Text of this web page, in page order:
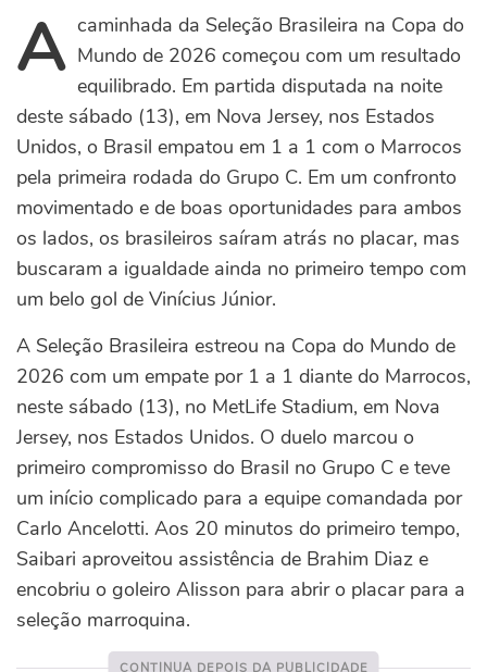
Acaminhada da Seleção Brasileira na Copa do
Mundo de 2026 começou com um resultado
equilibrado. Em partida disputada na noite
deste sábado (13), em Nova Jersey, nos Estados
Unidos, o Brasil empatou em 1 a 1 com o Marrocos
pela primeira rodada do Grupo C. Em um confronto
movimentado e de boas oportunidades para ambos
os lados, os brasileiros saíram atrás no placar, mas
buscaram a igualdade ainda no primeiro tempo com
um belo gol de Vinícius Júnior.
A Seleção Brasileira estreou na Copa do Mundo de
2026 com um empate por 1 a 1 diante do Marrocos,
neste sábado (13), no MetLife Stadium, em Nova
Jersey, nos Estados Unidos. O duelo marcou o
primeiro compromisso do Brasil no Grupo C e teve
um início complicado para a equipe comandada por
Carlo Ancelotti. Aos 20 minutos do primeiro tempo,
Saibari aproveitou assistência de Brahim Diaz e
encobriu o goleiro Alisson para abrir o placar para a
seleção marroquina.